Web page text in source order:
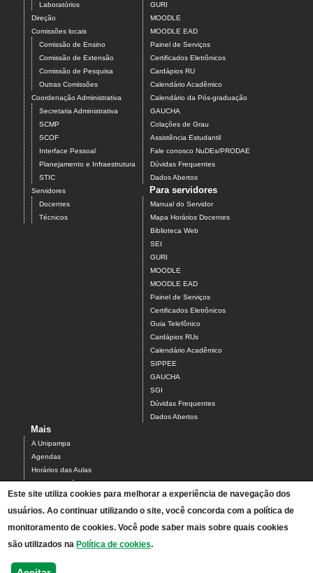
Laboratórios
Direção
Comissões locais
Comissão de Ensino
Comissão de Extensão
Comissão de Pesquisa
Outras Comissões
Coordenação Administrativa
Secretaria Administrativa
SCMP
SCOF
Interface Pessoal
Planejamento e Infraestrutura
STIC
Servidores
Docentes
Técnicos
GURI
MOODLE
MOODLE EAD
Painel de Serviços
Certificados Eletrônicos
Cardápios RU
Calendário Acadêmico
Calendário da Pós-graduação
GAUCHA
Colações de Grau
Assistência Estudantil
Fale conosco NuDEs/PRODAE
Dúvidas Frequentes
Dados Abertos
Para servidores
Manual do Servidor
Mapa Horários Docentes
Biblioteca Web
SEI
GURI
MOODLE
MOODLE EAD
Painel de Serviços
Certificados Eletrônicos
Guia Telefônico
Cardápios RUs
Calendário Acadêmico
SIPPEE
GAUCHA
SGI
Dúvidas Frequentes
Dados Abertos
Mais
A Unipampa
Agendas
Horários das Aulas
Centro Acadêmico do Campus Alegrete
Estrutura Organizacional
PDI 2019-2023
Orientações de segurança
Acesso ao Antigo Portal
Relatórios de Gestão e Planejamento
Este site utiliza cookies para melhorar a experiência de navegação dos
usuários. Ao continuar utilizando o site, você concorda com a política de
monitoramento de cookies. Você pode saber mais sobre quais cookies
são utilizados na Política de cookies.